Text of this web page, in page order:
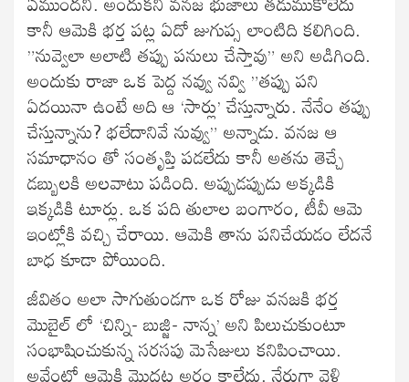
కానీ ఆమెకి భర్త పట్ల ఏదో జుగుప్స లాంటిది కలిగింది.
”నువ్వెలా అలాటి తప్పు పనులు చేస్తావు” అని అడిగింది.
అందుకు రాజా ఒక పెద్ద నవ్వు నవ్వి ”తప్పు పని
ఏదయినా ఉంటే అది ఆ ‘సార్లు’ చేస్తున్నారు. నేనేం తప్పు
చేస్తున్నాను? భలేదానివే నువ్వు” అన్నాడు. వనజ ఆ
సమాధానం తో సంతృప్తి పడలేదు కానీ అతను తెచ్చే
డబ్బులకి అలవాటు పడింది. అప్పుడప్పుడు అక్కడికి
ఇక్కడికి టూర్లు. ఒక పది తులాల బంగారం, టీవీ ఆమె
ఇంట్లోకి వచ్చి చేరాయి. ఆమెకి తాను పనిచేయడం లేదనే
బాధ కూడా పోయింది.
జీవితం అలా సాగుతుండగా ఒక రోజు వనజకి భర్త
మొబైల్ లో ‘చిన్ని- బుజ్జి- నాన్న’ అని పిలుచుకుంటూ
సంభాషించుకున్న సరసపు మెసేజులు కనిపించాయి.
అవేంటో ఆమెకి మొదట అర్థం కాలేదు. నేరుగా వెళ్లి